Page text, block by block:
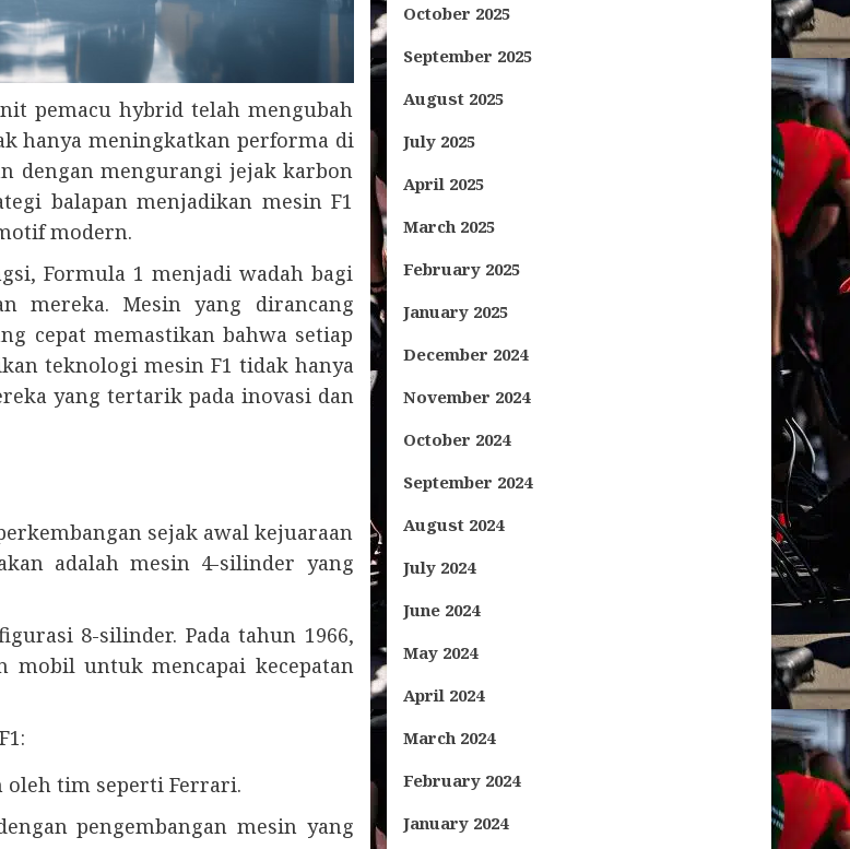
pemacu hybrid telah mengubah
hanya meningkatkan performa di
dengan mengurangi jejak karbon
balapan menjadikan mesin F1
modern.
Formula 1 menjadi wadah bagi
mereka. Mesin yang dirancang
cepat memastikan bahwa setiap
teknologi mesin F1 tidak hanya
yang tertarik pada inovasi dan
sejak awal kejuaraan
adalah mesin 4-silinder yang
8-silinder. Pada tahun 1966,
untuk mencapai kecepatan
oleh tim seperti Ferrari.
pengembangan mesin yang
October 2025
September 2025
August 2025
July 2025
April 2025
March 2025
February 2025
January 2025
December 2024
November 2024
October 2024
September 2024
August 2024
July 2024
June 2024
May 2024
April 2024
March 2024
February 2024
January 2024